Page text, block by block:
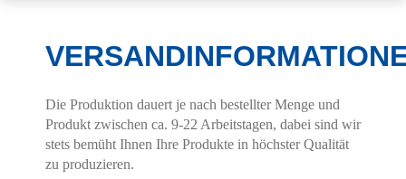
Die Produktion dauert je nach bestellter Menge und
Produkt zwischen ca. 9-22 Arbeitstagen, dabei sind wir
stets bemüht Ihnen Ihre Produkte in höchster Qualität
zu produzieren.